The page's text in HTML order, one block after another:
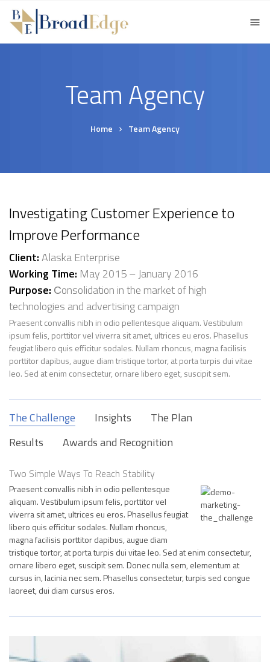
Team Agency
Home Team Agency
Investigating Customer Experience to
Improve Performance
Client:Alaska Enterprise
Working Time: May 2015 – January 2016
Purpose: Сonsolidation in the market of high
technologies and advertising campaign
Praesent convallis nibh in odio pellentesque aliquam. Vestibulum
ipsum felis, porttitor vel viverra sit amet, ultrices eu eros. Phasellus
feugiat libero quis efficitur sodales. Nullam rhoncus, magna facilisis
porttitor dapibus, augue diam tristique tortor, at porta turpis dui vitae
leo. Sed at enim consectetur, ornare libero eget, suscipit sem.
The Challenge Insights
The Plan
Results
Awards and Recognition
Two Simple Ways To Reach Stability
Praesent convallis nibh in odio pellentesque
aliquam. Vestibulum ipsum felis, porttitor vel
viverra sit amet, ultrices eu eros. Phasellus feugiat
libero quis efficitur sodales. Nullam rhoncus,
magna facilisis porttitor dapibus, augue diam
tristique tortor, at porta turpis dui vitae leo. Sed at enim consectetur,
ornare libero eget, suscipit sem. Donec nulla sem, elementum at
cursus in, lacinia nec sem. Phasellus consectetur, turpis sed congue
laoreet, dui diam cursus eros.